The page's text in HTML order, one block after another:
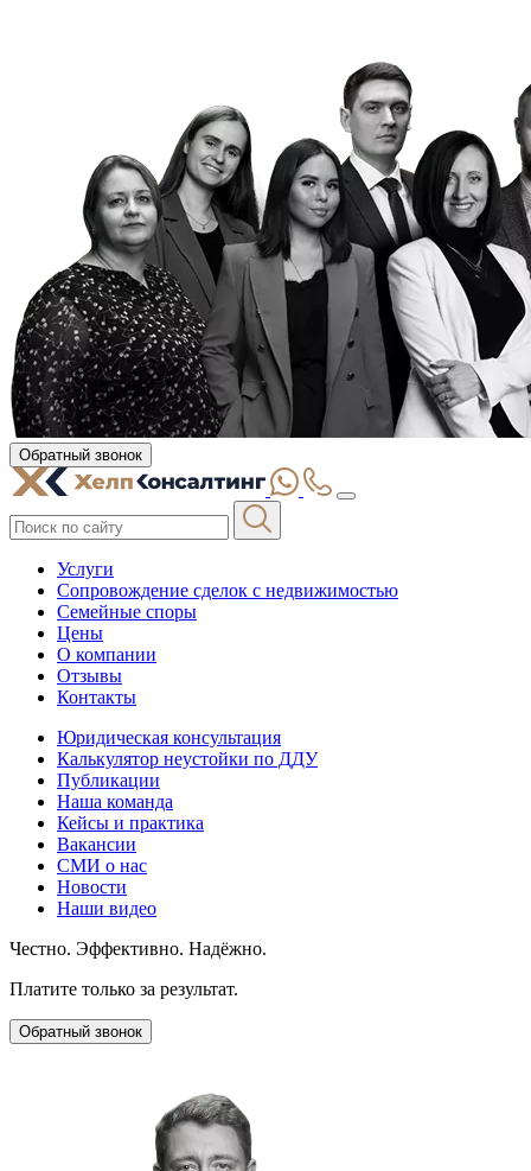
Обратный звонок
Услуги
Сопровождение сделок с недвижимостью
Семейные споры
Цены
О компании
Отзывы
Контакты
Юридическая консультация
Калькулятор неустойки по ДДУ
Публикации
Наша команда
Кейсы и практика
Вакансии
СМИ о нас
Новости
Наши видео
Честно. Эффективно. Надёжно.
Платите только за результат.
Обратный звонок